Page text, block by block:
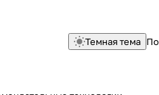
Темная тема